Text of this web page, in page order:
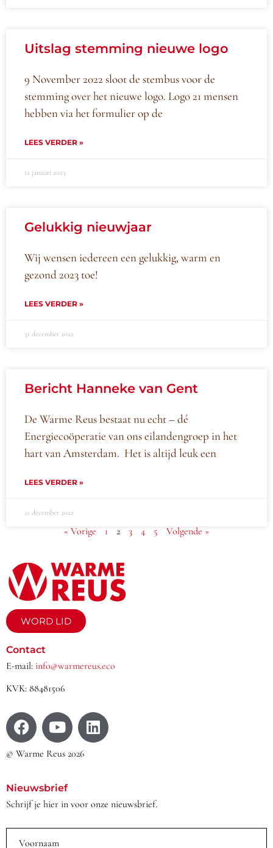
Uitslag stemming nieuwe logo
9 November 2022 sloot de stembus voor de
stemming over het nieuwe logo. Logo 21 mensen
hebben via het formulier op de
LEES VERDER »
12 januari 2023
Gelukkig nieuwjaar
Wij wensen iedereen een gelukkig, warm en
gezond 2023 toe!
LEES VERDER »
31 december 2022
Bericht Hanneke van Gent
De Warme Reus bestaat nu echt – dé
Energiecoöperatie van ons eilandengroep in het
hart van Amsterdam. Het is altijd leuk een
LEES VERDER »
21 december 2022
« Vorige 1 2 3 4 5 Volgende »
WORD LID
Contact
E-mail: info@warmereus.eco
KVK: 88481506
© Warme Reus 2026
Nieuwsbrief
Schrijf je hier in voor onze nieuwsbrief.